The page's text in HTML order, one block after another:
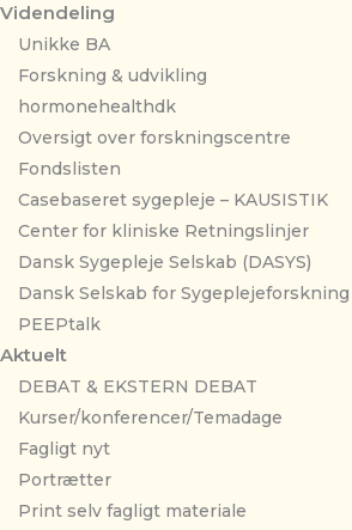
Videndeling
Unikke BA
Forskning & udvikling
hormonehealthdk
Oversigt over forskningscentre
Fondslisten
Casebaseret sygepleje – KAUSISTIK
Center for kliniske Retningslinjer
Dansk Sygepleje Selskab (DASYS)
Dansk Selskab for Sygeplejeforskning
PEEPtalk
Aktuelt
DEBAT & EKSTERN DEBAT
Kurser/konferencer/Temadage
Fagligt nyt
Portrætter
Print selv fagligt materiale